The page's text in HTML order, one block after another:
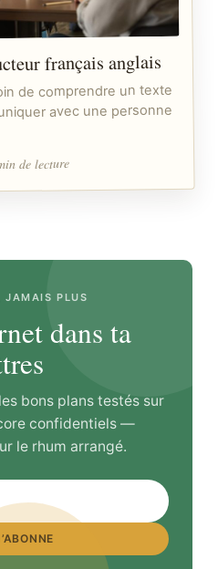
français anglais
de comprendre un texte
avec une personne
de lecture
JAMAIS PLUS
dans ta
bons plans testés sur
confidentiels —
le rhum arrangé.